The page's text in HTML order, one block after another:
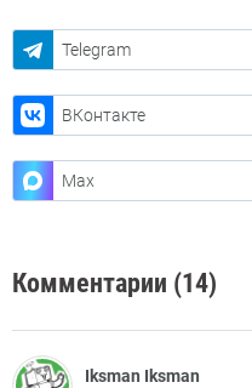
Telegram
ВКонтакте
Max
Комментарии (14)
Iksman Iksman